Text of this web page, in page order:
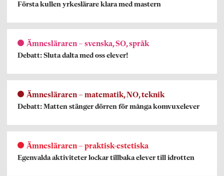
Första kullen yrkeslärare klara med mastern
Ämnesläraren – svenska, SO, språk
Debatt: Sluta dalta med oss elever!
Ämnesläraren – matematik, NO, teknik
Debatt: Matten stänger dörren för många komvuxelever
Ämnesläraren – praktisk-estetiska
Egenvalda aktiviteter lockar tillbaka elever till idrotten